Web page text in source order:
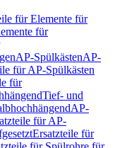
für Elemente für
für
AP-SpülkästenAP-
für AP-Spülkästen
für
Tief- und
AP-
für AP-
Ersatzteile für